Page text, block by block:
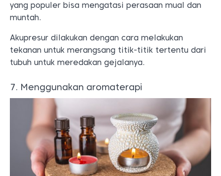
yang populer bisa mengatasi perasaan mual dan
muntah.
Akupresur dilakukan dengan cara melakukan
tekanan untuk merangsang titik-titik tertentu dari
tubuh untuk meredakan gejalanya.
7. Menggunakan aromaterapi